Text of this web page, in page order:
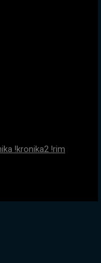
!kronika2 !rim